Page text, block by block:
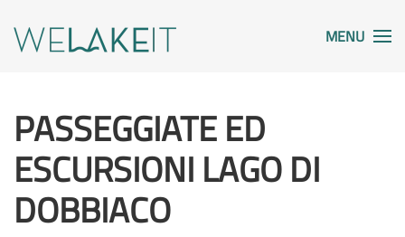
MENU
PASSEGGIATE ED
ESCURSIONI LAGO DI
DOBBIACO